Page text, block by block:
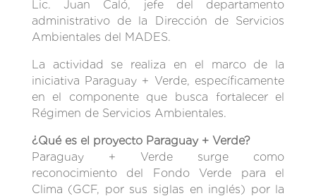
Lic. Juan Caló, jefe del departamento
administrativo de la Dirección de Servicios
Ambientales del MADES.
La actividad se realiza en el marco de la
iniciativa Paraguay + Verde, específicamente
en el componente que busca fortalecer el
Régimen de Servicios Ambientales.
¿Qué es el proyecto Paraguay + Verde?
Paraguay + Verde surge como
reconocimiento del Fondo Verde para el
Clima (GCF, por sus siglas en inglés) por la